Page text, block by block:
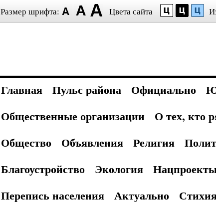
Размер шрифта: Цвета сайта
Главная Пульс района Официально
Общественные организации
О тех, кто
Общество
Объявления Религия
Благоустройство
Экология
Перепись населения
Актуально